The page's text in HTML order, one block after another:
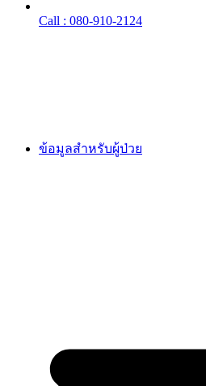
Call : 080-910-2124
ข้อมูลสำหรับผู้ป่วย